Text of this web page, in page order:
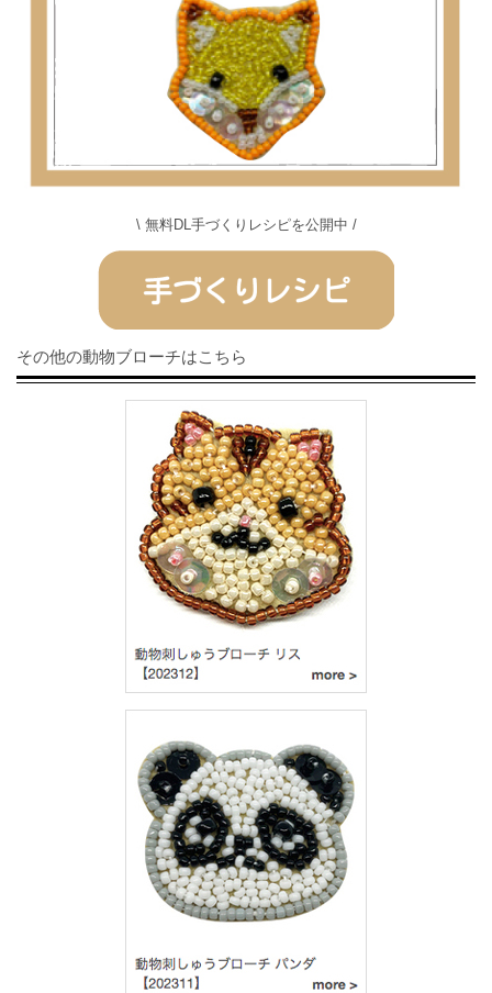
\ 無料DL手づくりレシピを公開中 /
その他の動物ブローチはこちら